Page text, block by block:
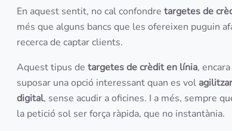
En aquest sentit, no cal confondre targetes de
més que alguns bancs que les ofereixen puguin
recerca de captar clients.
Aquest tipus de targetes de crèdit en línia,
suposar una opció interessant quan es vol agilitzar
digital, sense acudir a oficines. I a més, sempre
la petició sol ser força ràpida, que no instantània.